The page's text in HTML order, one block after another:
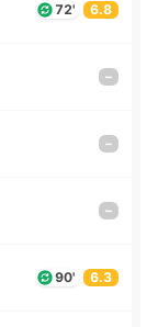
72' 6.8
–
–
–
90' 6.3